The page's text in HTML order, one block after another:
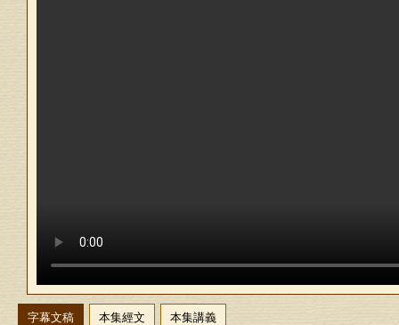
字幕文稿 本集經文 本集講義